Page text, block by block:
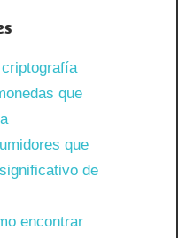
que
que
de
encontrar